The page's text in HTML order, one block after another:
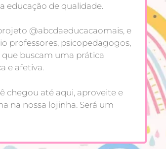
educação de qualidade.
@abcdaeducacaomais, e
professores, psicopedagogos,
buscam uma prática
e afetiva.
chegou até aqui, aproveite e
na nossa lojinha. Será um